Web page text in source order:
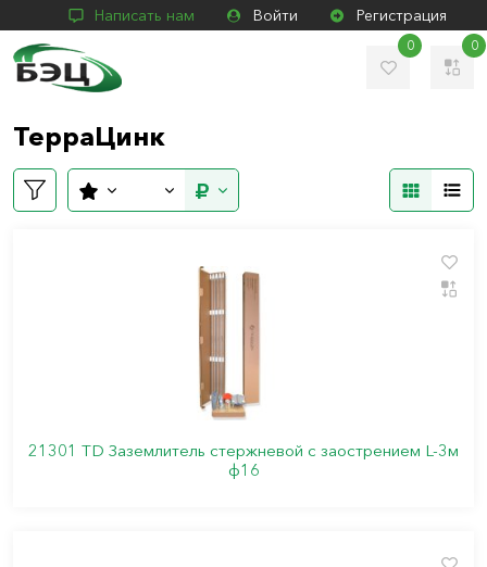
Написать нам Войти Регистрация
0 0
ТерраЦинк
21301 TD Заземлитель стержневой c заострением L-3м
ф16